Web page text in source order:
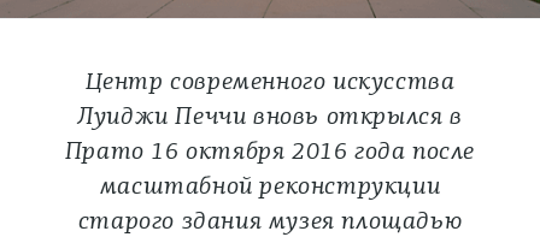
Центр современного искусства
Луиджи Печчи вновь открылся в
Прато 16 октября 2016 года после
масштабной реконструкции
старого здания музея площадью